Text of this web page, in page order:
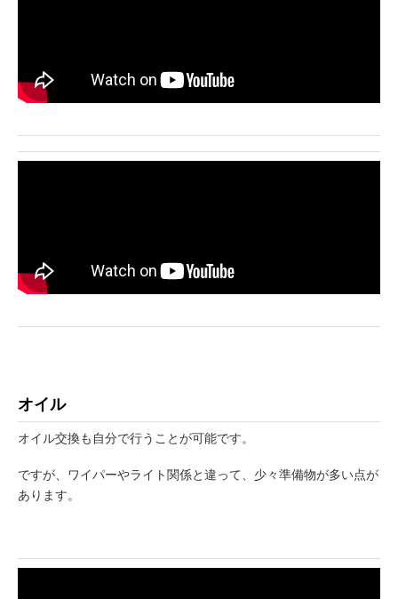
オイル
オイル交換も自分で行うことが可能です。
ですが、ワイパーやライト関係と違って、少々準備物が多い点が
あります。